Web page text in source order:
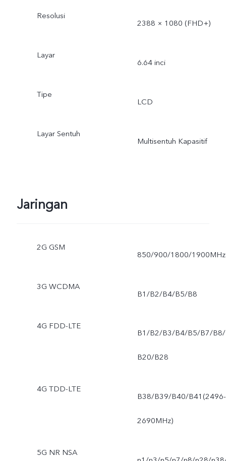
Resolusi
2388 × 1080 (FHD+)
Layar
6.64 inci
Tipe
LCD
Layar Sentuh
Multisentuh Kapasitif
Jaringan
2G GSM
850/900/1800/1900MHz
3G WCDMA
B1/B2/B4/B5/B8
4G FDD-LTE
B1/B2/B3/B4/B5/B7/B8/
B20/B28
4G TDD-LTE
B38/B39/B40/B41(2496-
2690MHz)
5G NR NSA